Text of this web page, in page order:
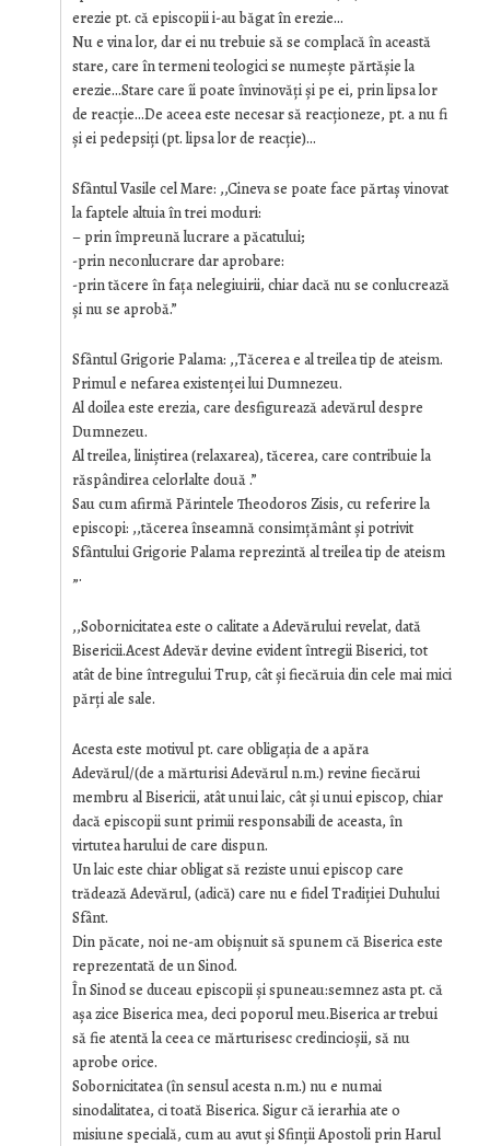
erezie pt. că episcopii i-au băgat în erezie…
Nu e vina lor, dar ei nu trebuie să se complacă în această
stare, care în termeni teologici se numeşte părtăşie la
erezie…Stare care îi poate învinovăți şi pe ei, prin lipsa lor
de reacție…De aceea este necesar să reacționeze, pt. a nu fi
şi ei pedepsiți (pt. lipsa lor de reacție)…
Sfântul Vasile cel Mare: ,,Cineva se poate face părtaş vinovat
la faptele altuia în trei moduri:
– prin împreună lucrare a păcatului;
-prin neconlucrare dar aprobare:
-prin tăcere în fața nelegiuirii, chiar dacă nu se conlucrează
şi nu se aprobă.”
Sfântul Grigorie Palama: ,,Tăcerea e al treilea tip de ateism.
Primul e nefarea existenței lui Dumnezeu.
Al doilea este erezia, care desfigurează adevărul despre
Dumnezeu.
Al treilea, liniştirea (relaxarea), tăcerea, care contribuie la
răspândirea celorlalte două .”
Sau cum afirmă Părintele Theodoros Zisis, cu referire la
episcopi: ,,tăcerea înseamnă consimțământ şi potrivit
Sfântului Grigorie Palama reprezintă al treilea tip de ateism
„.
,,Sobornicitatea este o calitate a Adevărului revelat, dată
Bisericii.Acest Adevăr devine evident întregii Biserici, tot
atât de bine întregului Trup, cât şi fiecăruia din cele mai mici
părți ale sale.
Acesta este motivul pt. care obligația de a apăra
Adevărul/(de a mărturisi Adevărul n.m.) revine fiecărui
membru al Bisericii, atât unui laic, cât şi unui episcop, chiar
dacă episcopii sunt primii responsabili de aceasta, în
virtutea harului de care dispun.
Un laic este chiar obligat să reziste unui episcop care
trădează Adevărul, (adică) care nu e fidel Tradiției Duhului
Sfânt.
Din păcate, noi ne-am obişnuit să spunem că Biserica este
reprezentată de un Sinod.
În Sinod se duceau episcopii şi spuneau:semnez asta pt. că
aşa zice Biserica mea, deci poporul meu.Biserica ar trebui
să fie atentă la ceea ce mărturisesc credincioşii, să nu
aprobe orice.
Sobornicitatea (în sensul acesta n.m.) nu e numai
sinodalitatea, ci toată Biserica. Sigur că ierarhia ate o
misiune specială, cum au avut şi Sfinții Apostoli prin Harul